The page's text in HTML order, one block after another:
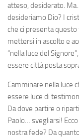
atteso, desiderato.
desideriamo Dio? I
che ci presenta
mettersi in ascolto e
“nella luce del
essere città posta
Camminare nella luce
essere luce di
Da dove partire o
Paolo… svegliarsi!
nostra fede? Da